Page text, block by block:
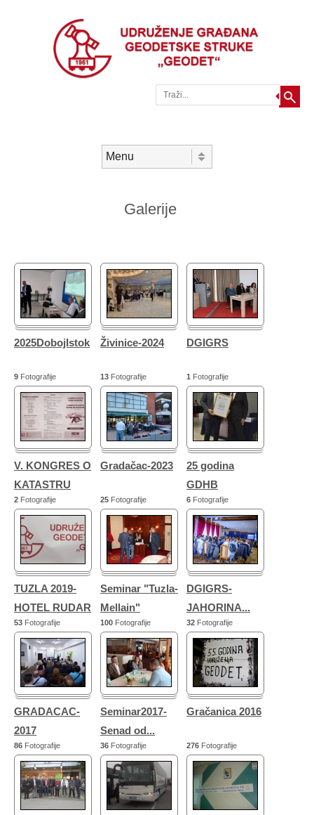
Traži
Galerije
2025DobojIstok
9 Fotografije
Živinice-2024
13 Fotografije
DGIGRS
1 Fotografije
V. KONGRES O
KATASTRU
2 Fotografije
Gradačac-2023
25 Fotografije
25 godina
GDHB
6 Fotografije
TUZLA 2019-
HOTEL RUDAR
53 Fotografije
Seminar "Tuzla-
Mellain"
100 Fotografije
DGIGRS-
JAHORINA...
32 Fotografije
GRADACAC-
2017
86 Fotografije
Seminar2017-
Senad od...
36 Fotografije
Gračanica 2016
276 Fotografije